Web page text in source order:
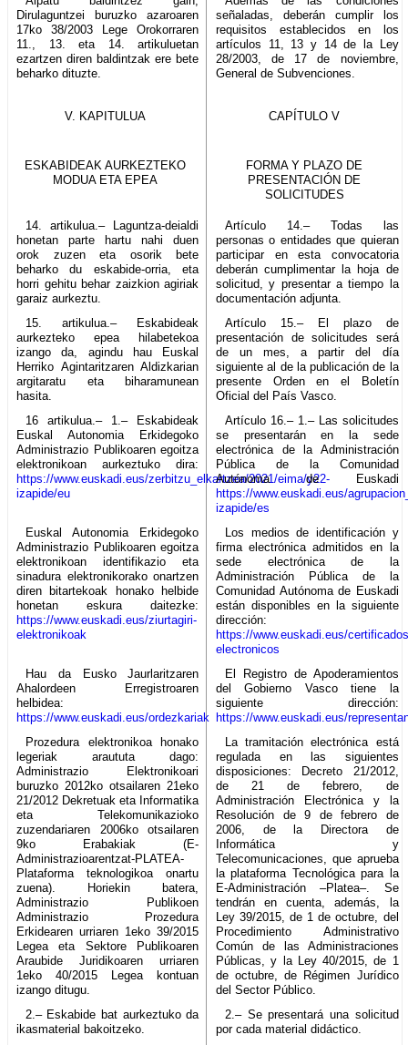
Dirulaguntzei buruzko azaroaren
17ko 38/2003 Lege Orokorraren
11., 13. eta 14. artikuluetan
ezartzen diren baldintzak ere bete
beharko dituzte.
señaladas, deberán cumplir los
requisitos establecidos en los
artículos 11, 13 y 14 de la Ley
28/2003, de 17 de noviembre,
General de Subvenciones.
V. KAPITULUA CAPÍTULO V
ESKABIDEAK AURKEZTEKO
MODUA ETA EPEA
FORMA Y PLAZO DE
PRESENTACIÓN DE
SOLICITUDES
14. artikulua.– Laguntza-deialdi
honetan parte hartu nahi duen
orok zuzen eta osorik bete
beharko du eskabide-orria, eta
horri gehitu behar zaizkion agiriak
garaiz aurkeztu.
Artículo 14.– Todas las
personas o entidades que quieran
participar en esta convocatoria
deberán cumplimentar la hoja de
solicitud, y presentar a tiempo la
documentación adjunta.
15. artikulua.– Eskabideak
aurkezteko epea hilabetekoa
izango da, agindu hau Euskal
Herriko Agintaritzaren Aldizkarian
argitaratu eta biharamunean
hasita.
Artículo 15.– El plazo de
presentación de solicitudes será
de un mes, a partir del día
siguiente al de la publicación de la
presente Orden en el Boletín
Oficial del País Vasco.
16 artikulua.– 1.– Eskabideak
Euskal Autonomia Erkidegoko
Administrazio Publikoaren egoitza
elektronikoan aurkeztuko dira:
https://www.euskadi.eus/zerbitzu_elkartzea/2021/eima/y22-
izapide/eu
Artículo 16.– 1.– Las solicitudes
se presentarán en la sede
electrónica de la Administración
Pública de la Comunidad
Autónoma de Euskadi
https://www.euskadi.eus/
izapide/es
Euskal Autonomia Erkidegoko
Administrazio Publikoaren egoitza
elektronikoan identifikazio eta
sinadura elektronikorako onartzen
diren bitartekoak honako helbide
honetan eskura daitezke:
https://www.euskadi.eus/ziurtagiri-
elektronikoak
Los medios de identificación y
firma electrónica admitidos en la
sede electrónica de la
Administración Pública de la
Comunidad Autónoma de Euskadi
están disponibles en la siguiente
dirección:
https://www.euskadi.eus/
electronicos
Hau da Eusko Jaurlaritzaren
Ahalordeen Erregistroaren
helbidea:
https://www.euskadi.eus/ordezkariak
El Registro de Apoderamientos
del Gobierno Vasco tiene la
siguiente dirección:
https://www.euskadi.eus/
Prozedura elektronikoa honako
legeriak araututa dago:
Administrazio Elektronikoari
buruzko 2012ko otsailaren 21eko
21/2012 Dekretuak eta Informatika
eta Telekomunikazioko
zuzendariaren 2006ko otsailaren
9ko Erabakiak (E-
Administrazioarentzat-PLATEA-
Plataforma teknologikoa onartu
zuena). Horiekin batera,
Administrazio Publikoen
Administrazio Prozedura
Erkidearen urriaren 1eko 39/2015
Legea eta Sektore Publikoaren
Araubide Juridikoaren urriaren
1eko 40/2015 Legea kontuan
izango ditugu.
La tramitación electrónica está
regulada en las siguientes
disposiciones: Decreto 21/2012,
de 21 de febrero, de
Administración Electrónica y la
Resolución de 9 de febrero de
2006, de la Directora de
Informática y
Telecomunicaciones, que aprueba
la plataforma Tecnológica para la
E-Administración –Platea–. Se
tendrán en cuenta, además, la
Ley 39/2015, de 1 de octubre, del
Procedimiento Administrativo
Común de las Administraciones
Públicas, y la Ley 40/2015, de 1
de octubre, de Régimen Jurídico
del Sector Público.
2.– Eskabide bat aurkeztuko da
ikasmaterial bakoitzeko.
2.– Se presentará una solicitud
por cada material didáctico.